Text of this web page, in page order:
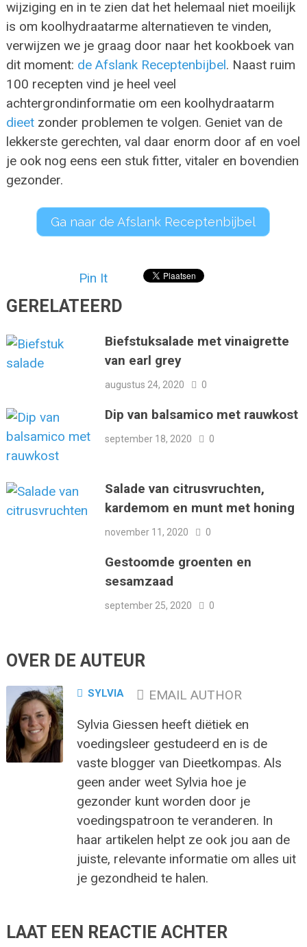
wijziging en in te zien dat het helemaal niet moeilijk
is om koolhydraatarme alternatieven te vinden,
verwijzen we je graag door naar het kookboek van
dit moment: de Afslank Receptenbijbel. Naast ruim
100 recepten vind je heel veel
achtergrondinformatie om een koolhydraatarm
dieetzonder problemen te volgen. Geniet van de
lekkerste gerechten, val daar enorm door af en voel
je ook nog eens een stuk fitter, vitaler en bovendien
gezonder.
Ga naar de Afslank Receptenbijbel
Pin It
GERELATEERD
Biefstuksalade met vinaigrette
van earl grey
augustus 24, 2020 0
Dip van balsamico met rauwkost
september 18, 2020 0
Salade van citrusvruchten,
kardemom en munt met honing
november 11, 2020 0
Gestoomde groenten en
sesamzaad
september 25, 2020 0
OVER DE AUTEUR
SYLVIA
EMAIL AUTHOR
Sylvia Giessen heeft diëtiek en
voedingsleer gestudeerd en is de
vaste blogger van Dieetkompas. Als
geen ander weet Sylvia hoe je
gezonder kunt worden door je
voedingspatroon te veranderen. In
haar artikelen helpt ze ook jou aan de
juiste, relevante informatie om alles uit
je gezondheid te halen.
LAAT EEN REACTIE ACHTER